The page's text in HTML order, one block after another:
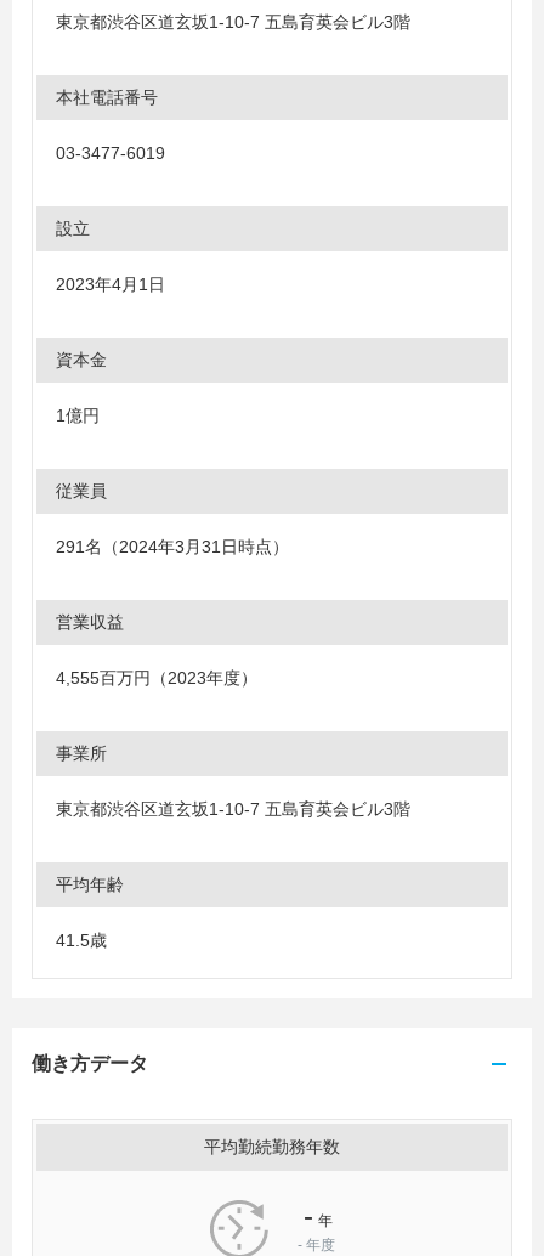
東京都渋谷区道玄坂1-10-7 五島育英会ビル3階
本社電話番号
03-3477-6019
設立
2023年4月1日
資本金
1億円
従業員
291名（2024年3月31日時点）
営業収益
4,555百万円（2023年度）
事業所
東京都渋谷区道玄坂1-10-7 五島育英会ビル3階
平均年齢
41.5歳
働き方データ
平均勤続勤務年数
- 年
- 年度